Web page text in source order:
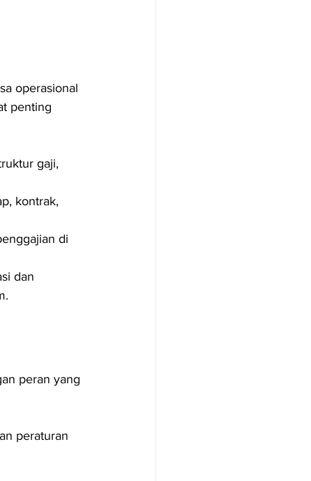
operasional
penting
gaji,
kontrak,
di
dan
peran yang
peraturan